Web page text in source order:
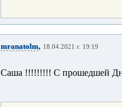
mranatolm, 18.04.2021 г. 19:19
Саша !!!!!!!!! С прошедшей